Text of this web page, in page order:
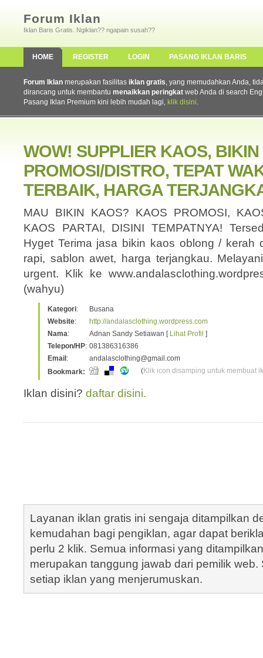
Forum Iklan
Iklan Baris Gratis. Ngiklan?? ngapain susah??
HOME REGISTER LOGIN PASANG IKLAN BARIS
Forum Iklan merupakan fasilitas iklan gratis, yang memudahkan Anda,
dirancang untuk membantu menaikkan peringkat web Anda di search
Pasang Iklan Premium kini lebih mudah lagi, klik disini.
WOW! SUPPLIER KAOS,
PROMOSI/DISTRO, TEPAT
TERBAIK, HARGA
MAU BIKIN KAOS? KAOS PROMOSI,
KAOS PARTAI, DISINI TEMPATNYA!
Hyget Terima jasa bikin kaos oblong / kerah
rapi, sablon awet, harga terjangkau.
urgent. Klik ke
(wahyu)
Kategori:
Busana
Website:
http://andalasclothing.wordpress.com
Nama: Adnan Sandy Setiawan [ Lihat Profil ]
Telepon/HP: 081386316386
Email :
andalasclothing@gmail.com
Bookmark:
(Klik icon disamping untuk membuat
Iklan disini? daftar disini.
Layanan iklan gratis ini sengaja ditampilkan
kemudahan bagi pengiklan, agar dapat
perlu 2 klik. Semua informasi yang
merupakan tanggung jawab dari pemilik
setiap iklan yang menjerumuskan.